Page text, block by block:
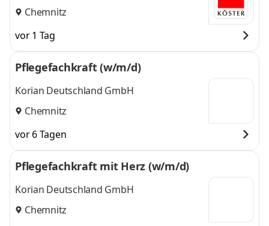
Chemnitz
vor 1 Tag
Pflegefachkraft (w/m/d)
Korian Deutschland GmbH
Chemnitz
vor 6 Tagen
Pflegefachkraft mit Herz (w/m/d)
Korian Deutschland GmbH
Chemnitz